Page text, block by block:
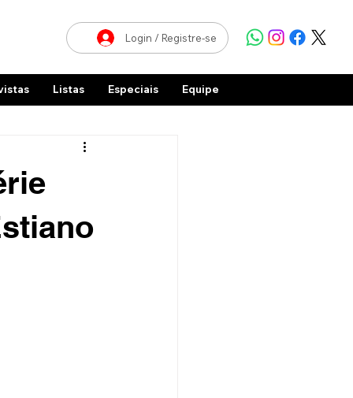
Login / Registre-se
Listas Especiais Equipe